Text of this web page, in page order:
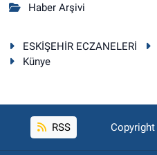
Haber Arşivi
ESKİŞEHİR ECZANELERİ
Künye
RSS Copyright